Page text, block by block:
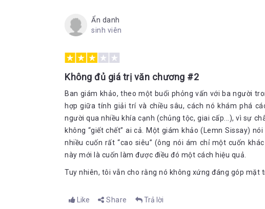
Ẩn danh
sinh viên
Không đủ giá trị văn chương #2
Ban giám khảo, theo một buổi phỏng vấn với ba người
hợp giữa tính giải trí và chiều sâu, cách nó khám phá
người qua nhiều khía cạnh (chủng tộc, giai cấp...), vì sự
không “giết chết” ai cả. Một giám khảo (Lemn Sissay)
nhiều cuốn rất “cao siêu” (ông nói ám chỉ một cuốn
này mới là cuốn làm được điều đó một cách hiệu quả.
Tuy nhiên, tôi vẫn cho rằng nó không xứng đáng góp mặt
Like Share Trả lời